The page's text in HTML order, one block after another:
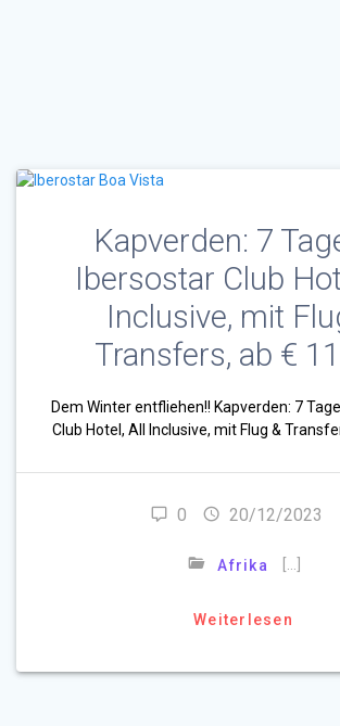
Kapverden: 7
Ibersostar Club
Inclusive, mit
Transfers, ab €
Dem Winter entfliehen!! Kapverden: 7
Club Hotel, All Inclusive, mit Flug &
0 20/12/2023
Afrika […]
Weiterlesen